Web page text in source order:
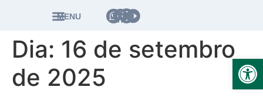
MENU
Dia: 16 de setembro
de 2025